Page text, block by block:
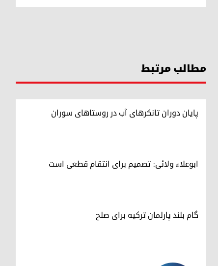
مطالب مرتبط
پایان دوران تانکرهای آب در روستاهای سوران
ابوعلاء ولائی: تصمیم برای انتقام قطعی است
گام بلند پارلمان ترکیه برای صلح